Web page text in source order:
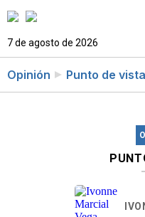
7 de agosto de 2026
Opinión Punto de vista